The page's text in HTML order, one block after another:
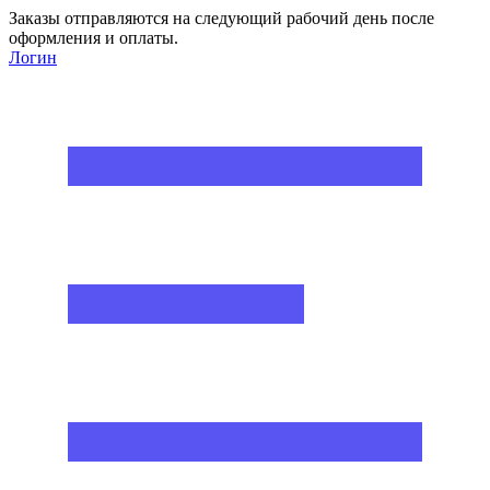
Заказы отправляются на следующий рабочий день после
оформления и оплаты.
Логин